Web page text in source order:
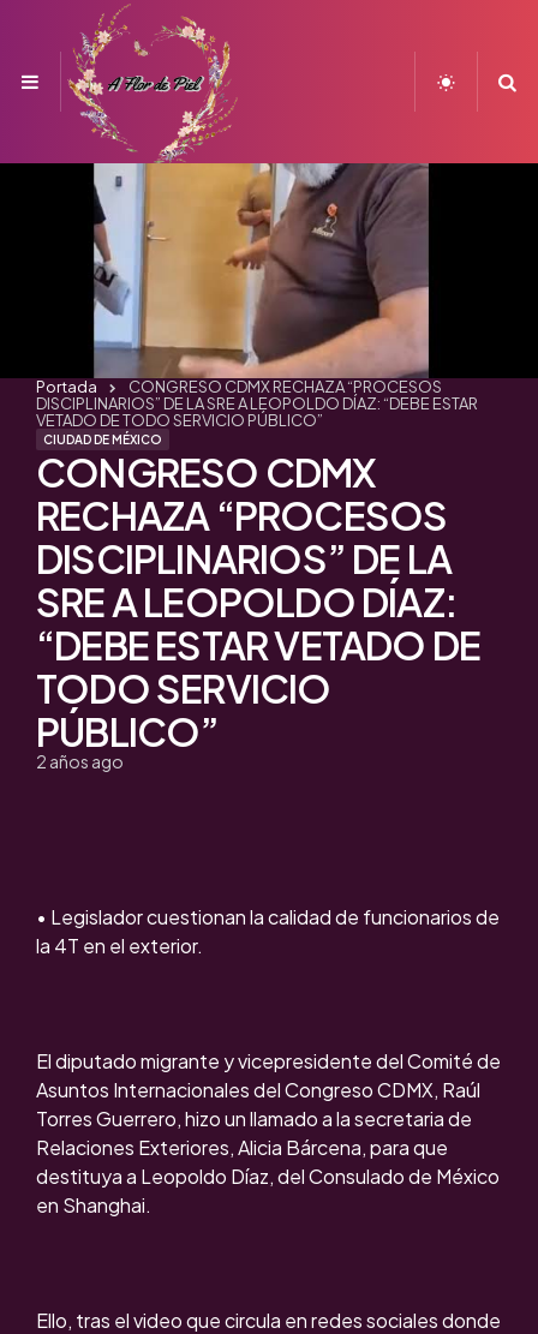
Menu
CIUDAD DE MÉXICO
CONGRESO CDMX
RECHAZA “PROCESOS
DISCIPLINARIOS” DE LA
SRE A LEOPOLDO DÍAZ:
“DEBE ESTAR VETADO DE
TODO SERVICIO
PÚBLICO”
2 años ago
Portada
CONGRESO CDMX RECHAZA “PROCESOS
DISCIPLINARIOS” DE LA SRE A LEOPOLDO DÍAZ: “DEBE ESTAR
VETADO DE TODO SERVICIO PÚBLICO”
• Legislador cuestionan la calidad de funcionarios de
la 4T en el exterior.
El diputado migrante y vicepresidente del Comité de
Asuntos Internacionales del Congreso CDMX, Raúl
Torres Guerrero, hizo un llamado a la secretaria de
Relaciones Exteriores, Alicia Bárcena, para que
destituya a Leopoldo Díaz, del Consulado de México
en Shanghai.
Ello, tras el video que circula en redes sociales donde